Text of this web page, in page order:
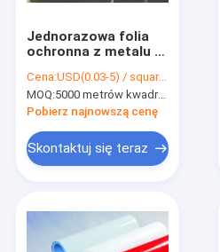
Jednorazowa folia
ochronna z metalu o
mikronów do
artykułów
kuchennych
Cena:USD(0.03-5) / square meter
MOQ:5000 metrów kwadratowych, 10000 metrów kwadratowych z nadrukiem
Pobierz najnowszą cenę
Skontaktuj się teraz